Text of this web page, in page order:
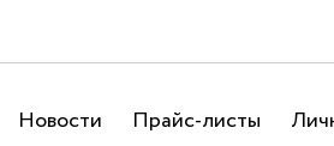
Новости Прайс-листы